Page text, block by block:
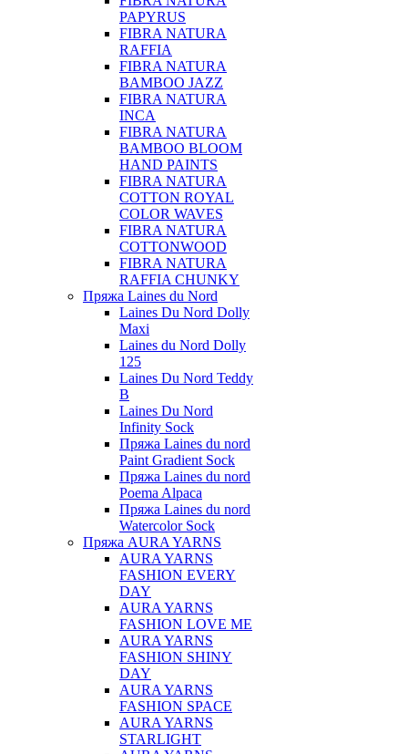
PAPYRUS
FIBRA NATURA
RAFFIA
FIBRA NATURA
BAMBOO JAZZ
FIBRA NATURA
INCA
FIBRA NATURA
BAMBOO BLOOM
HAND PAINTS
FIBRA NATURA
COTTON ROYAL
COLOR WAVES
FIBRA NATURA
COTTONWOOD
FIBRA NATURA
RAFFIA CHUNKY
Пряжа Laines du Nord
Laines Du Nord Dolly
Maxi
Laines du Nord Dolly
125
Laines Du Nord Teddy
B
Laines Du Nord
Infinity Sock
Пряжа Laines du nord
Paint Gradient Sock
Пряжа Laines du nord
Poema Alpaca
Пряжа Laines du nord
Watercolor Sock
Пряжа AURA YARNS
AURA YARNS
FASHION EVERY
DAY
AURA YARNS
FASHION LOVE ME
AURA YARNS
FASHION SHINY
DAY
AURA YARNS
FASHION SPACE
AURA YARNS
STARLIGHT